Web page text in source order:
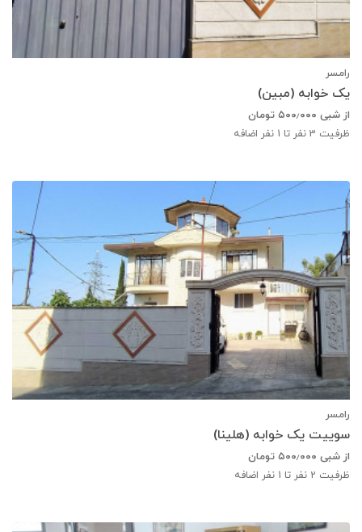
رامسر
یک خوابه (مبین)
از شبی ۵۰۰٫۰۰۰ تومان
ظرفیت 3 نفر تا 1 نفر اضافه
رامسر
سوییت یک خوابه (هلینا)
از شبی ۵۰۰٫۰۰۰ تومان
ظرفیت 2 نفر تا 1 نفر اضافه